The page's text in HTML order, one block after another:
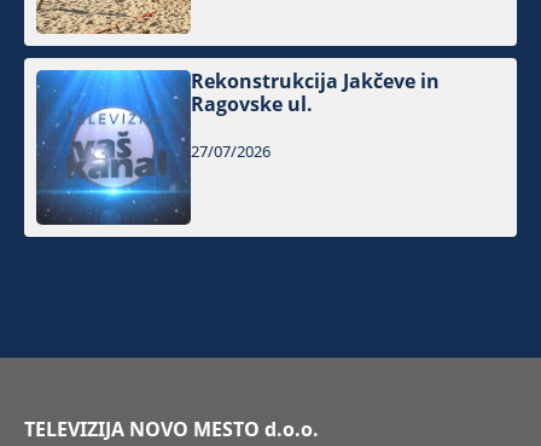
Rekonstrukcija Jakčeve in
Ragovske ul.
27/07/2026
TELEVIZIJA NOVO MESTO d.o.o.